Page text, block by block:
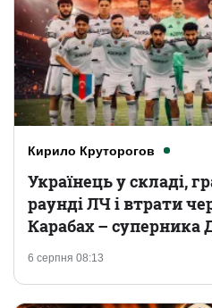
Кирило Круторогов
6 серпня 08:13
Українець у складі,
раунді ЛЧ і втрати
Карабах – суперника